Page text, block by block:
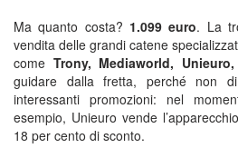
Ma quanto costa? 1.099 euro. La
vendita delle grandi catene
come Trony, Mediaworld,
guidare dalla fretta, perché non
interessanti promozioni: nel
esempio, Unieuro vende
18 per cento di sconto.